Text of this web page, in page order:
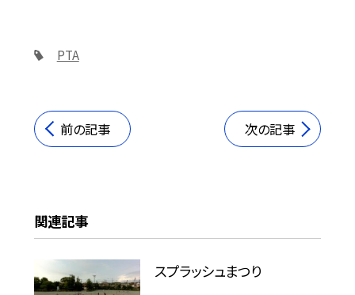
PTA
前の記事 次の記事
関連記事
スプラッシュまつり